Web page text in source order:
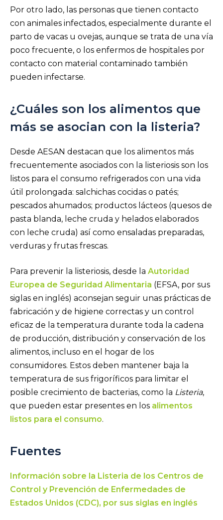
Por otro lado, las personas que tienen contacto
con animales infectados, especialmente durante el
parto de vacas u ovejas, aunque se trata de una vía
poco frecuente, o los enfermos de hospitales por
contacto con material contaminado también
pueden infectarse.
¿Cuáles son los alimentos que
más se asocian con la listeria?
Desde AESAN destacan que los alimentos más
frecuentemente asociados con la listeriosis son los
listos para el consumo refrigerados con una vida
útil prolongada: salchichas cocidas o patés;
pescados ahumados; productos lácteos (quesos de
pasta blanda, leche cruda y helados elaborados
con leche cruda) así como ensaladas preparadas,
verduras y frutas frescas.
Para prevenir la listeriosis, desde la Autoridad
Europea de Seguridad Alimentaria (EFSA, por sus
siglas en inglés) aconsejan seguir unas prácticas de
fabricación y de higiene correctas y un control
eficaz de la temperatura durante toda la cadena
de producción, distribución y conservación de los
alimentos, incluso en el hogar de los
consumidores. Estos deben mantener baja la
temperatura de sus frigoríficos para limitar el
posible crecimiento de bacterias, como la Listeria,
que pueden estar presentes en los alimentos
listos para el consumo.
Fuentes
Información sobre la Listeria de los Centros de
Control y Prevención de Enfermedades de
Estados Unidos (CDC), por sus siglas en inglés